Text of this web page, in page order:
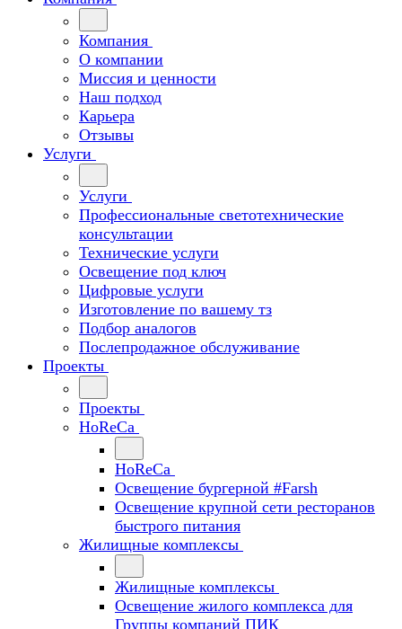
Компания
О компании
Миссия и ценности
Наш подход
Карьера
Отзывы
Услуги
Услуги
Профессиональные светотехнические
консультации
Технические услуги
Освещение под ключ
Цифровые услуги
Изготовление по вашему тз
Подбор аналогов
Послепродажное обслуживание
Проекты
Проекты
HoReCa
HoReCa
Освещение бургерной #Farsh
Освещение крупной сети ресторанов
быстрого питания
Жилищные комплексы
Жилищные комплексы
Освещение жилого комплекса для
Группы компаний ПИК